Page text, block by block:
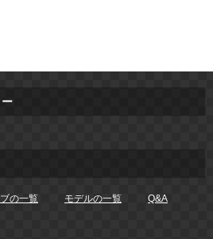
の一覧 モデルの一覧 Q&A